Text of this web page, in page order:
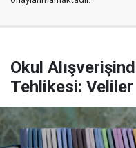
Okul
Tehlikesi: